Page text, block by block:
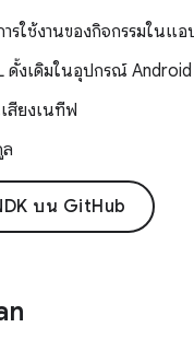
ารใช้งานของกิจกรรมในแ
ดั้งเดิมในอุปกรณ์ Android
สียงเนทีฟ
บน GitHub